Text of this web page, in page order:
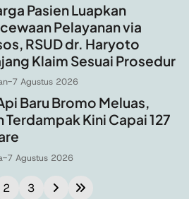
Pasien Luapkan
Pelayanan via
RSUD dr. Haryoto
Klaim Sesuai Prosedur
-7 Agustus 2026
Baru Bromo Meluas,
Terdampak Kini Capai 127
-7 Agustus 2026
2 3